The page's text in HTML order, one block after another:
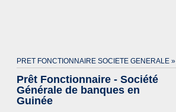
PRET FONCTIONNAIRE SOCIETE GENERALE »
Prêt Fonctionnaire - Société
Générale de banques en
Guinée